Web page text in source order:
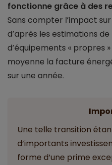
fonctionne grâce à des
Sans compter l’impact
d’après les estimations de
d’équipements « propres
moyenne la facture
sur une année.
Une telle transition
d’importants
forme d’une prime